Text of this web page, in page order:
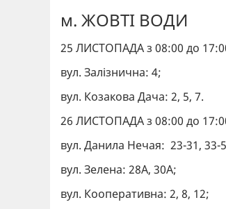
м. ЖОВТІ ВОДИ
25 ЛИСТОПАДА з 08:00 до
вул. Залізнична: 4;
вул. Козакова Дача: 2, 5, 7.
26 ЛИСТОПАДА з 08:00 до
вул. Данила Нечая: 23-31, 33-
вул. Зелена: 28А, 30А;
вул. Кооперативна: 2, 8, 12;